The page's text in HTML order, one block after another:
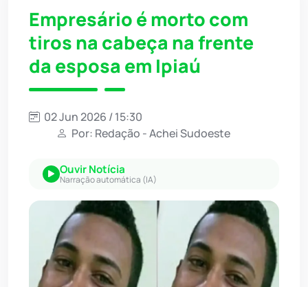
Empresário é morto com
tiros na cabeça na frente
da esposa em Ipiaú
02 Jun 2026 / 15:30
Por: Redação - Achei Sudoeste
Ouvir Notícia
Narração automática (IA)